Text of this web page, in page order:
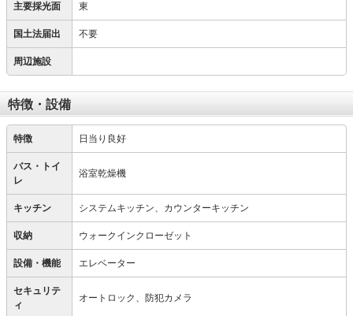
主要採光面 東
国土法届出 不要
周辺施設
特徴・設備
特徴 日当り良好
バス・トイ
レ
浴室乾燥機
キッチン システムキッチン、カウンターキッチン
収納 ウォークインクローゼット
設備・機能 エレベーター
セキュリテ
ィ
オートロック、防犯カメラ